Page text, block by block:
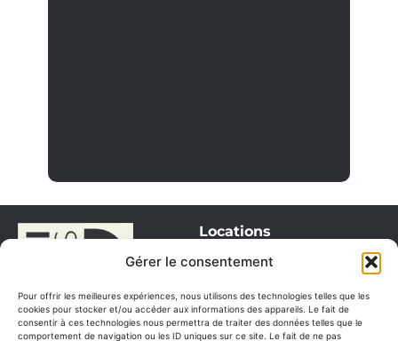
Gérer le consentement
Pour offrir les meilleures expériences, nous utilisons des technologies telles que les
cookies pour stocker et/ou accéder aux informations des appareils. Le fait de
consentir à ces technologies nous permettra de traiter des données telles que le
comportement de navigation ou les ID uniques sur ce site. Le fait de ne pas
Locations
Cannes / Antibes
Itinéraires